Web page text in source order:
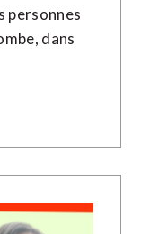
personnes
dans